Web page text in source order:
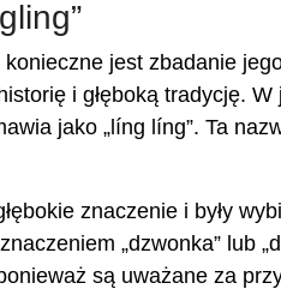
jest zbadanie
i głęboką tradycję.
jako „líng líng”. Ta
znaczenie i były
„dzwonka” lub
są uważane za